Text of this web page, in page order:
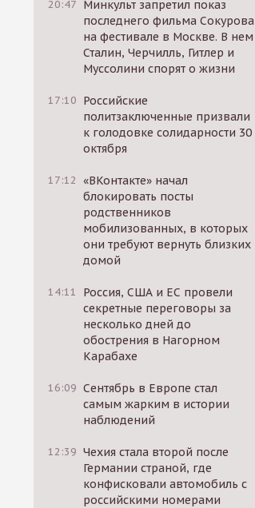
20:47 Минкульт запретил показ
последнего фильма Сокурова
на фестивале в Москве. В нем
Сталин, Черчилль, Гитлер и
Муссолини спорят о жизни
17:10 Российские
политзаключенные призвали
к голодовке солидарности 30
октября
17:12 «ВКонтакте» начал
блокировать посты
родственников
мобилизованных, в которых
они требуют вернуть близких
домой
14:11
Россия, США и ЕС провели
секретные переговоры за
несколько дней до
обострения в Нагорном
Карабахе
16:09 Сентябрь в Европе стал
самым жарким в истории
наблюдений
12:39 Чехия стала второй после
Германии страной, где
конфисковали автомобиль с
российскими номерами